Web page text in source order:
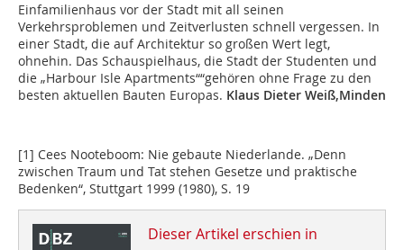
Einfamilienhaus vor der Stadt mit all seinen
Verkehrsproblemen und Zeitverlusten schnell vergessen. In
einer Stadt, die auf Architektur so großen Wert legt,
ohnehin. Das Schauspielhaus, die Stadt der Studenten und
die „Harbour Isle Apartments““gehören ohne Frage zu den
besten aktuellen Bauten Europas. Klaus Dieter Weiß,Minden
[1] Cees Nooteboom: Nie gebaute Niederlande. „Denn
zwischen Traum und Tat stehen Gesetze und praktische
Bedenken“, Stuttgart 1999 (1980), S. 19
Dieser Artikel erschien in